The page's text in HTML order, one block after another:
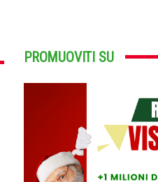
PROMUOVITI SU